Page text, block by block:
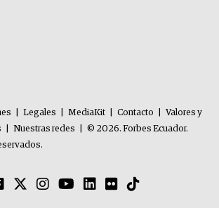
Legales MediaKit Contacto
Valores y
Nuestras redes
© 2026. Forbes Ecuador.